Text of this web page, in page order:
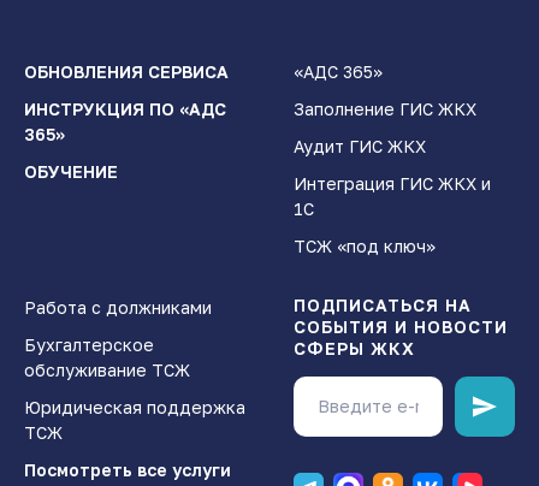
ОБНОВЛЕНИЯ СЕРВИСА
ИНСТРУКЦИЯ ПО «АДС
365»
ОБУЧЕНИЕ
«АДС 365»
Заполнение ГИС ЖКХ
Аудит ГИС ЖКХ
Интеграция ГИС ЖКХ и
1С
ТСЖ «под ключ»
Работа с должниками
Бухгалтерское
обслуживание ТСЖ
Юридическая поддержка
ТСЖ
Посмотреть все услуги
ПОДПИСАТЬСЯ НА
СОБЫТИЯ И НОВОСТИ
СФЕРЫ ЖКХ